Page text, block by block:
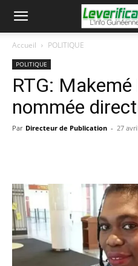
Accueil POLITIQUE
POLITIQUE
RTG:
nommée
Par Directeur de Publication - 27